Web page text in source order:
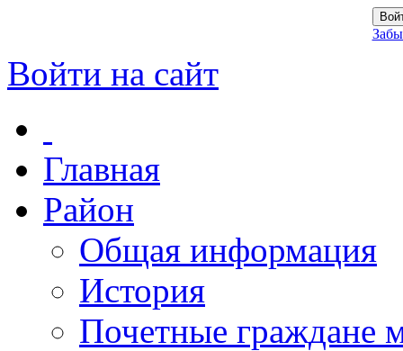
Войти на сайт
Главная
Район
Общая информация
История
Почетные граждане